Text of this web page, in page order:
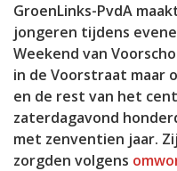
GroenLinks-PvdA
jongeren tijdens
Weekend van
in de Voorstraat maar
en de rest van het
zaterdagavond
met zenventien jaar.
zorgden volgens